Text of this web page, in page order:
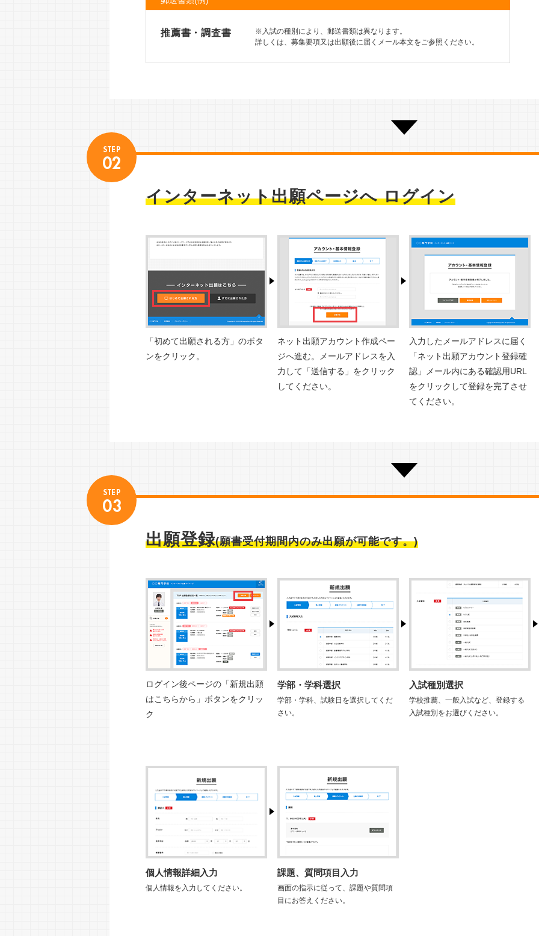
推薦書・調査書
※入試の種別により、郵送書類は異なります。
詳しくは、募集要項又は出願後に届くメール本文をご参照ください。
インターネット出願ページへ ログイン
「初めて出願される方」のボタ
ンをクリック。
ネット出願アカウント作成ペー
ジへ進む。メールアドレスを入
力して「送信する」をクリック
してください。
入力したメールアドレスに届く
「ネット出願アカウント登録確
認」メール内にある確認用URL
をクリックして登録を完了させ
てください。
出願登録(願書受付期間内のみ出願が可能です。)
ログイン後ページの「新規出願
はこちらから」ボタンをクリッ
ク
学部・学科選択
学部・学科、試験日を選択してくだ
さい。
入試種別選択
学校推薦、一般入試など、登録する
入試種別をお選びください。
個人情報詳細入力
個人情報を入力してください。
課題、質問項目入力
画面の指示に従って、課題や質問項
目にお答えください。